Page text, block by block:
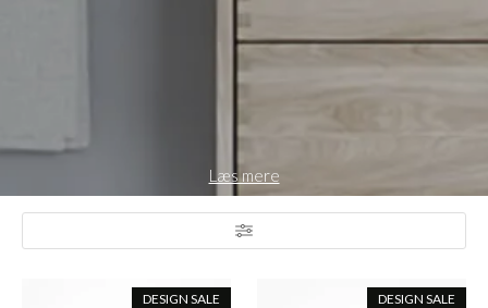
Læs mere
DESIGN SALE DESIGN SALE